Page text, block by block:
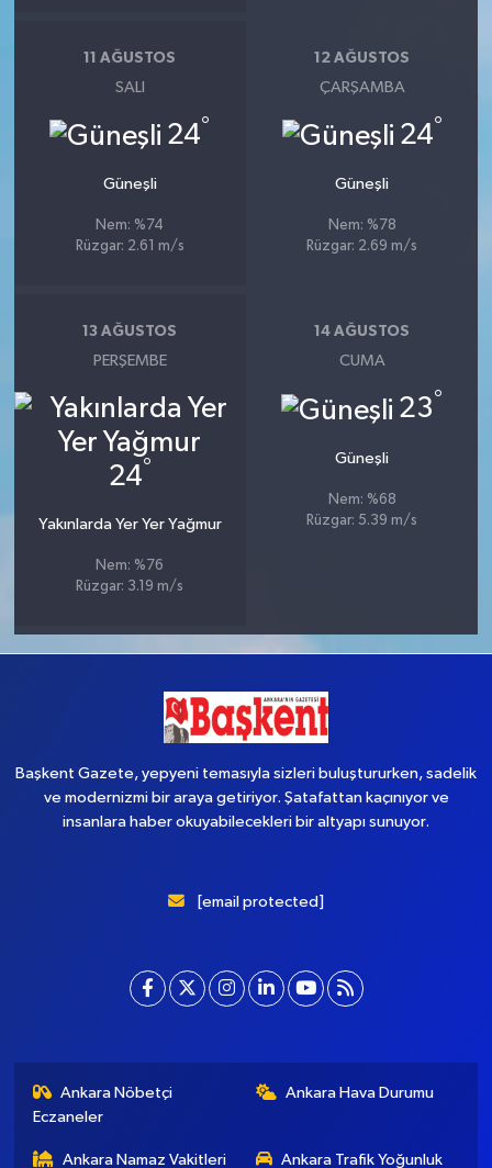
11 AĞUSTOS
SALI
24°
Güneşli
Nem: %74
Rüzgar: 2.61 m/s
12 AĞUSTOS
ÇARŞAMBA
24°
Güneşli
Nem: %78
Rüzgar: 2.69 m/s
13 AĞUSTOS
PERŞEMBE
24°
Yakınlarda Yer Yer Yağmur
Nem: %76
Rüzgar: 3.19 m/s
14 AĞUSTOS
CUMA
23°
Güneşli
Nem: %68
Rüzgar: 5.39 m/s
Başkent Gazete, yepyeni temasıyla sizleri buluştururken, sadelik
ve modernizmi bir araya getiriyor. Şatafattan kaçınıyor ve
insanlara haber okuyabilecekleri bir altyapı sunuyor.
[email protected]
Ankara Nöbetçi
Eczaneler
Ankara Hava Durumu
Ankara Namaz Vakitleri Ankara Trafik Yoğunluk